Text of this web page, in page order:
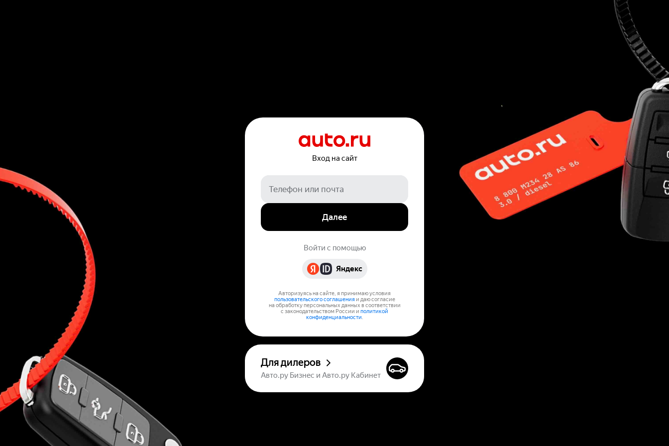
Вход на сайт
Далее
Войти с помощью
Яндекс
Авторизуясь на сайте, я принимаю условия
пользовательского соглашения и даю согласие
на обработку персональных данных в соответствии
с законодательством России и политикой
конфиденциальности.
Для дилеров
Авто.ру Бизнес и Авто.ру Кабинет